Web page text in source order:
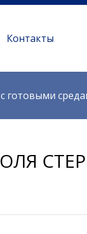
Контакты
готовыми